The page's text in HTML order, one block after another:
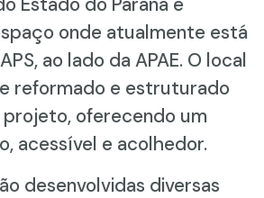
onde atualmente está
ao lado da APAE. O local
reformado e estruturado
oferecendo um
acessível e acolhedor.
desenvolvidas diversas